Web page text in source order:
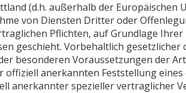
(d.h. außerhalb der Europäischen
von Diensten Dritter oder
Pflichten, auf Grundlage
geschieht. Vorbehaltlich
besonderen Voraussetzungen der
anerkannten Feststellung
anerkannter spezieller vertraglicher